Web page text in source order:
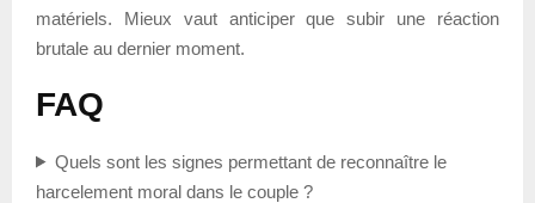
matériels. Mieux vaut anticiper que subir une réaction
brutale au dernier moment.
FAQ
Quels sont les signes permettant de reconnaître le
harcelement moral dans le couple ?